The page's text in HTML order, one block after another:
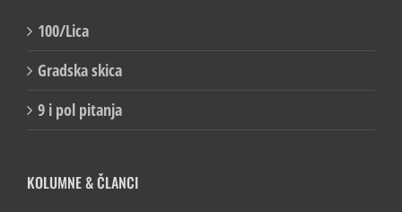
100/Lica
Gradska skica
9 i pol pitanja
KOLUMNE & ČLANCI